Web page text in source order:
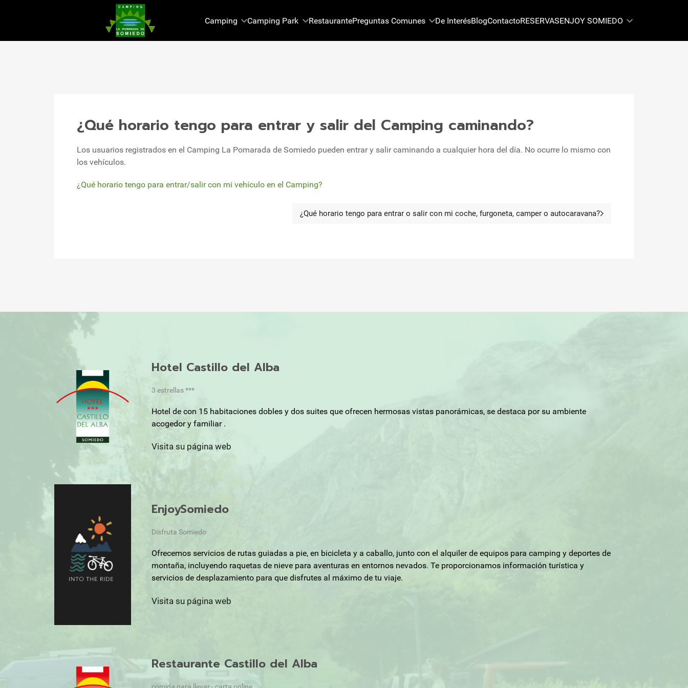
Camping Camping Park RestaurantePreguntas Comunes De InterésBlogContactoRESERVASENJOY SOMIEDO
¿Qué horario tengo para entrar y salir del Camping caminando?
Los usuarios registrados en el Camping La Pomarada de Somiedo pueden entrar y salir caminando a cualquier hora del día. No ocurre lo mismo con
los vehículos.
¿Qué horario tengo para entrar/salir con mi vehículo en el Camping?
Artículo siguiente: ¿Qué horario tengo para entrar o salir con mi
¿Qué horario tengo para entrar o salir con mi coche, furgoneta, camper o autocaravana?
Hotel Castillo del Alba
3 estrellas ***
Hotel de con 15 habitaciones dobles y dos suites que ofrecen hermosas vistas panorámicas, se destaca por su ambiente
acogedor y familiar .
Visita su página web
EnjoySomiedo
Disfruta Somiedo
Ofrecemos servicios de rutas guiadas a pie, en bicicleta y a caballo, junto con el alquiler de equipos para camping y deportes de
montaña, incluyendo raquetas de nieve para aventuras en entornos nevados. Te proporcionamos información turística y
servicios de desplazamiento para que disfrutes al máximo de tu viaje.
Visita su página web
Restaurante Castillo del Alba
comida para llevar - carta online